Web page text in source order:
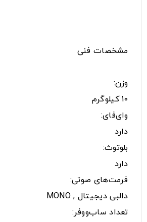
مشخصات فنی
وزن:
10 کیلوگرم
وای‌فای:
دارد
بلوتوث:
دارد
فرمت‌های صوتی:
دالبی دیجیتال , MONO
تعداد ساب‌ووفر: